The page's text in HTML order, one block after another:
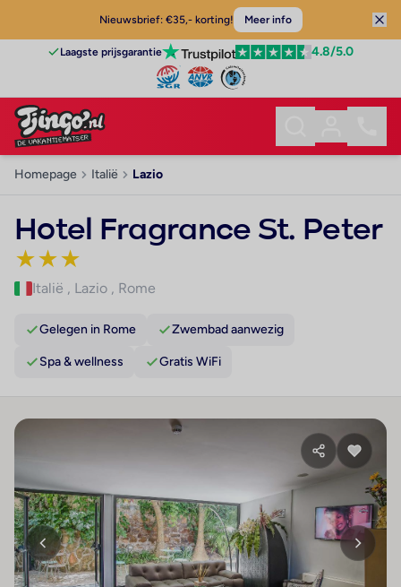
Nieuwsbrief: €35,- korting! Meer info
Laagste prijsgarantie 4.8/5.0
Homepage Italië Lazio
Hotel Fragrance St. Peter
★★★
Italië , Lazio , Rome
Gelegen in Rome Zwembad aanwezig
Spa & wellness Gratis WiFi